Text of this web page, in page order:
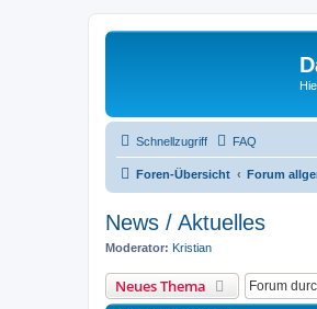
Schnellzugriff FAQ
Foren-Übersicht Forum
News / Aktuelles
Moderator: Kristian
Neues Thema